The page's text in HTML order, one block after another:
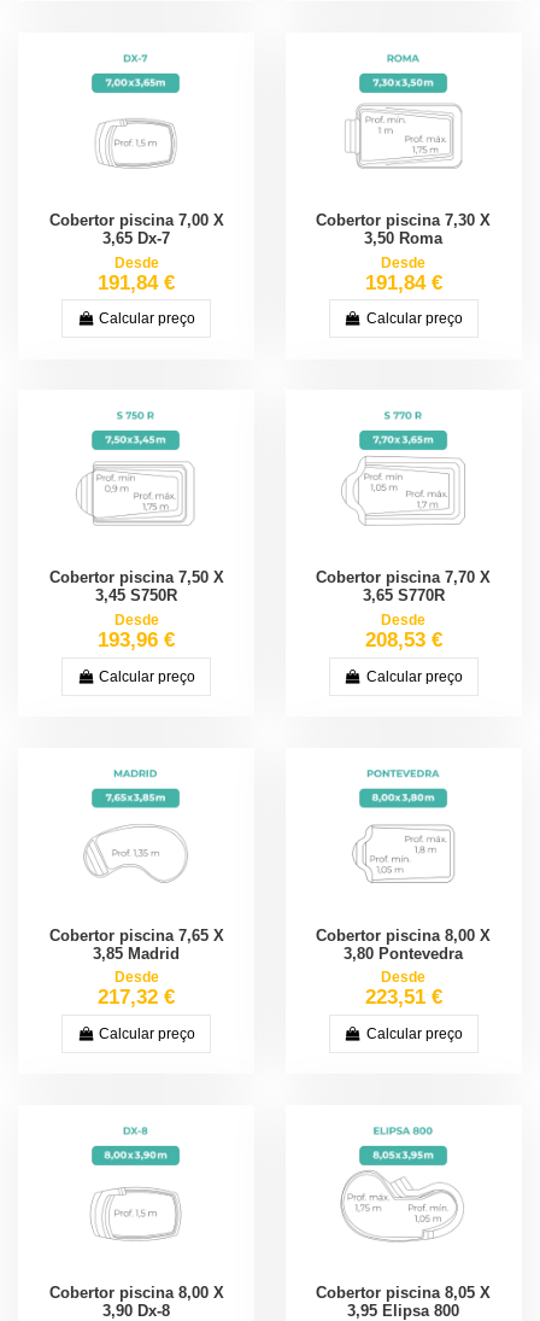
Cobertor piscina 7,00 X
3,65 Dx-7
Desde
191,84 €
Calcular preço
Cobertor piscina 7,30 X
3,50 Roma
Desde
191,84 €
Calcular preço
Cobertor piscina 7,50 X
3,45 S750R
Desde
193,96 €
Calcular preço
Cobertor piscina 7,70 X
3,65 S770R
Desde
208,53 €
Calcular preço
Cobertor piscina 7,65 X
3,85 Madrid
Desde
217,32 €
Calcular preço
Cobertor piscina 8,00 X
3,80 Pontevedra
Desde
223,51 €
Calcular preço
Cobertor piscina 8,00 X
3,90 Dx-8
Cobertor piscina 8,05 X
3,95 Elipsa 800